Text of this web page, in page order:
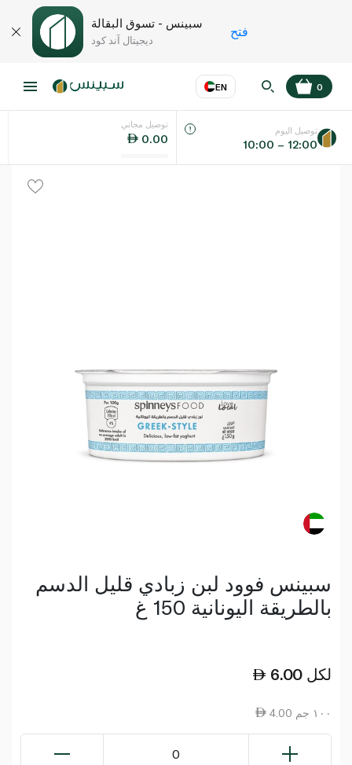
سبينس - تسوق البقالة
ديجيتال آند كود
فتح
EN
اللغة عر
0
توصيل مجاني
0.00
توصيل اليوم
10:00 – 12:00
سبينس فوود لبن زبادي قليل الدسم
بالطريقة اليونانية 150 غ
6.00 لكل
4.00 ١٠٠ جم
0